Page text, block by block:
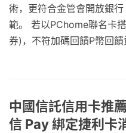
術，更符合金管會開放銀
範。 若以PChome聯名卡
券)，不符加碼回饋P幣回饋
中國信託信用卡推
信 Pay 綁定捷利卡